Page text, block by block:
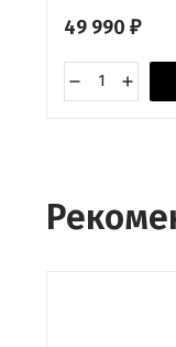
49 990 ₽